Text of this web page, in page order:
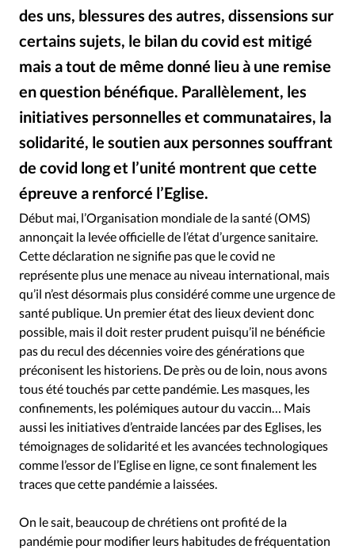
RUBRIQUES
Tous les articles
Actualité chrétienne
Actualité internationale
Chronique
Culture
Dossier
Eglises Foi Génération réveil
Monde
Opinions
Publireportage
Relations Aujourd'hui
Société
Tour du monde des Eglises
Trait d'Ixène
Vécu
Vie Intérieure
des uns, blessures des autres, dissensions sur
certains sujets, le bilan du covid est mitigé
mais a tout de même donné lieu à une remise
en question bénéfique. Parallèlement, les
initiatives personnelles et communataires, la
solidarité, le soutien aux personnes souffrant
de covid long et l’unité montrent que cette
épreuve a renforcé l’Eglise.
Début mai, l’Organisation mondiale de la santé (OMS)
annonçait la levée officielle de l’état d’urgence sanitaire.
Cette déclaration ne signifie pas que le covid ne
représente plus une menace au niveau international, mais
qu’il n’est désormais plus considéré comme une urgence de
santé publique. Un premier état des lieux devient donc
possible, mais il doit rester prudent puisqu’il ne bénéficie
pas du recul des décennies voire des générations que
préconisent les historiens. De près ou de loin, nous avons
tous été touchés par cette pandémie. Les masques, les
confinements, les polémiques autour du vaccin… Mais
aussi les initiatives d’entraide lancées par des Eglises, les
témoignages de solidarité et les avancées technologiques
comme l’essor de l’Eglise en ligne, ce sont finalement les
traces que cette pandémie a laissées.
On le sait, beaucoup de chrétiens ont profité de la
pandémie pour modifier leurs habitudes de fréquentation